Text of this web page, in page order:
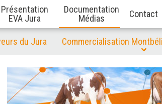
Présentation
EVA Jura
Documentation
Médias
Contact
du Jura Commercialisation